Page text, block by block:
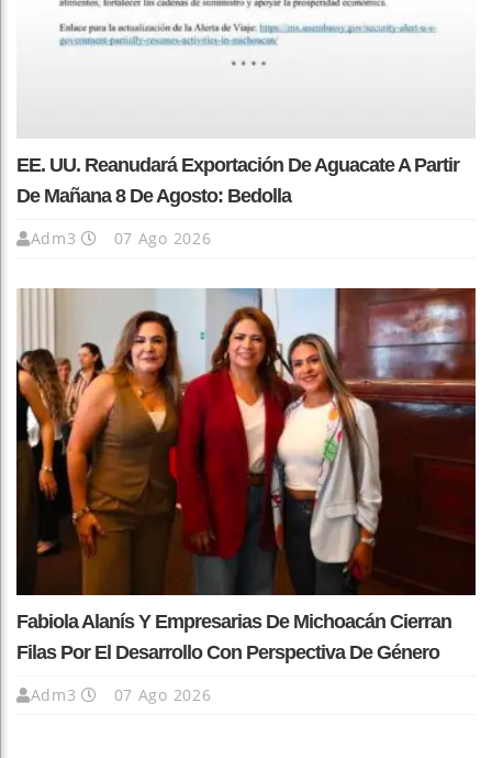
EE. UU. Reanudará Exportación De Aguacate A Partir
De Mañana 8 De Agosto: Bedolla
Adm3 07 Ago 2026
Fabiola Alanís Y Empresarias De Michoacán Cierran
Filas Por El Desarrollo Con Perspectiva De Género
Adm3 07 Ago 2026